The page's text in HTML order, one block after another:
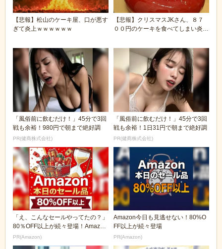
【悲報】松山のケーキ屋、口が悪す
ぎて炎上ｗｗｗｗｗｗ
【悲報】クリスマスJKさん、８７
００円のケーキを食べてしまい炎上
「風俗前に飲むだけ！」45分で3回
戦も余裕！980円で朝まで絶好調
PR(健商株式会社)
「風俗前に飲むだけ！」45分で3回
戦も余裕！1日31円で朝まで絶好調
PR(健商株式会社)
「え、こんなセールやってたの？」
80％OFF以上が続々登場！Amazon
の本気が...
PR(Amazon)
Amazon今日も見逃せない！80%O
FF以上が続々登場
PR(Amazon)